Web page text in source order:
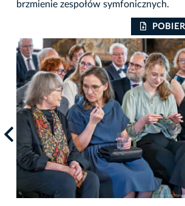
brzmienie zespołów symfonicznych.